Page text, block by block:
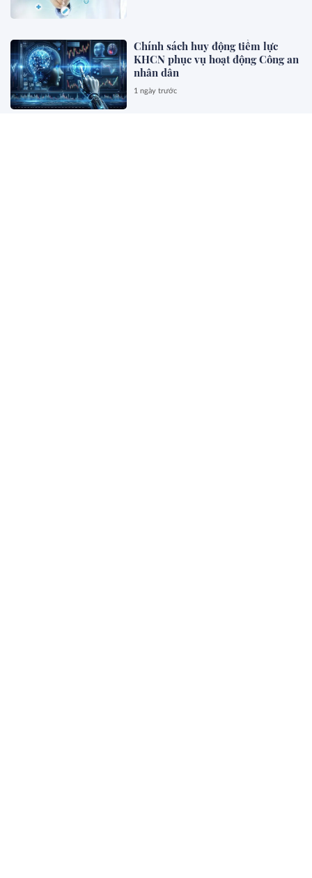
Chính sách huy động tiềm lực
KHCN phục vụ hoạt động Công an
nhân dân
1 ngày trước